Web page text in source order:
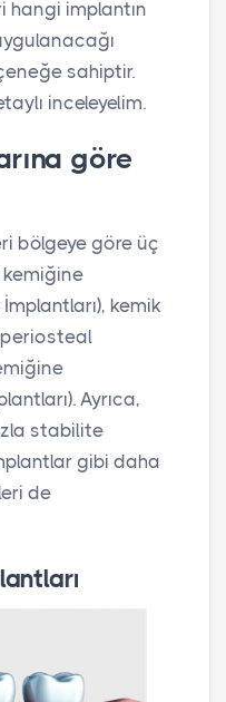
hangi implantın
sahiptir.
inceleyelim.
göre
bölgeye göre üç
kemiğine
kemik
Ayrıca,
stabilite
gibi daha
de